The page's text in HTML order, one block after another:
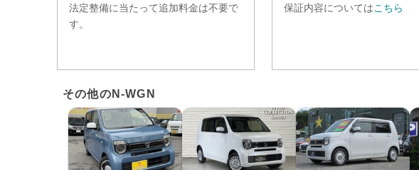
法定整備に当たって追加料金は不要で
す。
保証内容についてはこちら
その他のN-WGN